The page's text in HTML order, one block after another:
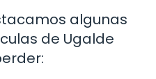
algunas
de Ugalde